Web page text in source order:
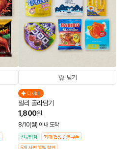
담기
더세페
젤리 골라담기
1,800원
8/10(월) 이내 도착
신규입점
최대 15% 중복쿠폰
5개 사면 10% 할인